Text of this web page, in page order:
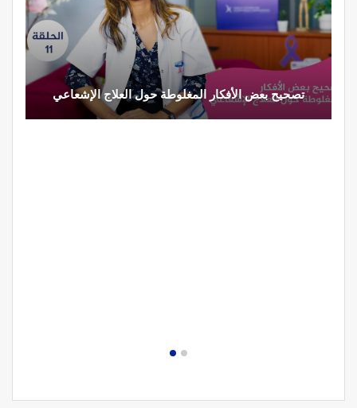
تصحيح بعض الأفكار المغلوطة حول العلاج الإشعاعي